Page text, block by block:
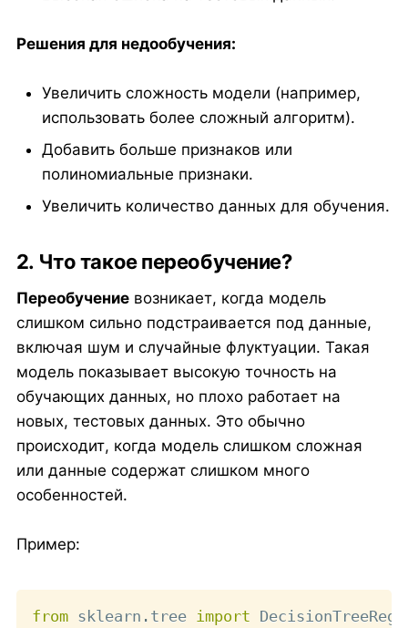
Решения для недообучения:
Увеличить сложность модели (например,
использовать более сложный алгоритм).
Добавить больше признаков или
полиномиальные признаки.
Увеличить количество данных для обучения.
2. Что такое переобучение?
Переобучениевозникает, когда модель
слишком сильно подстраивается под данные,
включая шум и случайные флуктуации. Такая
модель показывает высокую точность на
обучающих данных, но плохо работает на
новых, тестовых данных. Это обычно
происходит, когда модель слишком сложная
или данные содержат слишком много
особенностей.
Пример:
from sklearn . tree import